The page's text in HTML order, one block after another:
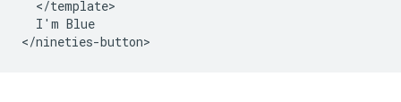
  </template>
  I'm Blue